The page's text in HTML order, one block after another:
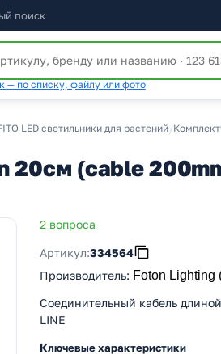
поиск
— по списку, файлу или фото
LED светильники для растений/
20см (cable
2 вопроса
Артикул:334564
Производитель: Foton Lighting
Соединительный кабель
LINE
Ключевые характеристики